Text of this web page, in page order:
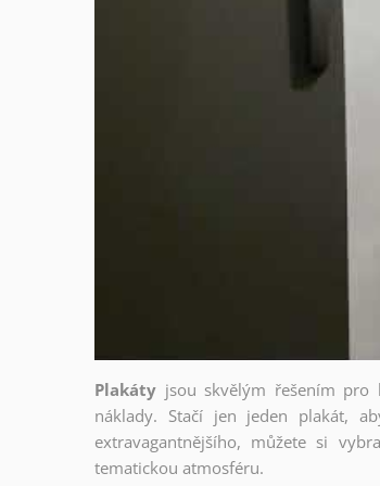
Plakáty jsou skvělým řešením
náklady. Stačí jen jeden plakát,
extravagantnějšího, můžete si
tematickou atmosféru.